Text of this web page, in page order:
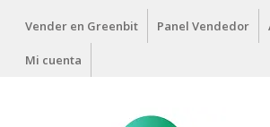
Vender en Greenbit Panel Vendedor
Mi cuenta